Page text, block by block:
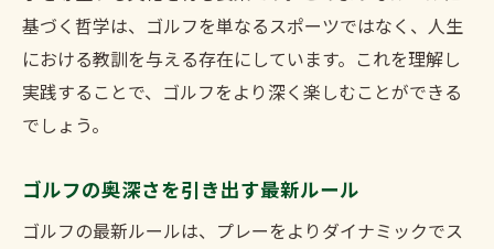
基づく哲学は、ゴルフを単なるスポーツではなく、人生
における教訓を与える存在にしています。これを理解し
実践することで、ゴルフをより深く楽しむことができる
でしょう。
ゴルフの奥深さを引き出す最新ルール
ゴルフの最新ルールは、プレーをよりダイナミックでス